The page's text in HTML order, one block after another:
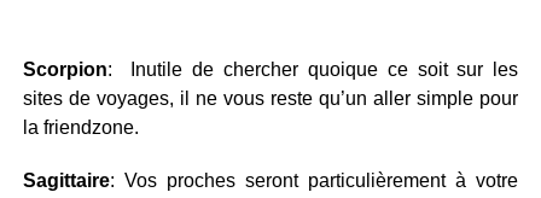
Scorpion: Inutile de chercher quoique ce soit sur les
sites de voyages, il ne vous reste qu’un aller simple pour
la friendzone.
Sagittaire: Vos proches seront particulièrement à votre